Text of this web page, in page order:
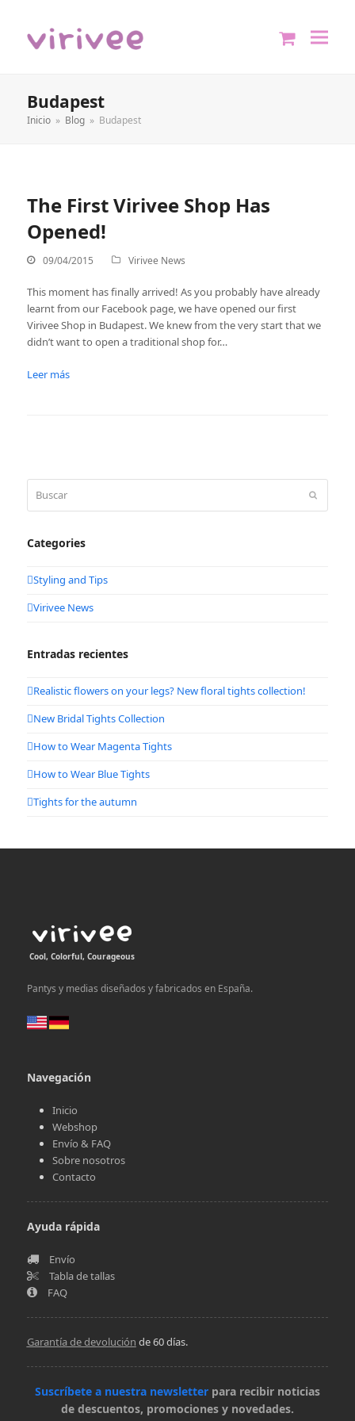
Budapest
Inicio » Blog » Budapest
The First Virivee Shop Has
Opened!
09/04/2015 Virivee News
This moment has finally arrived! As you probably have already
learnt from our Facebook page, we have opened our first
Virivee Shop in Budapest. We knew from the very start that we
didn’t want to open a traditional shop for…
Leer más
Categories
Styling and Tips
Virivee News
Entradas recientes
Realistic flowers on your legs? New floral tights collection!
New Bridal Tights Collection
How to Wear Magenta Tights
How to Wear Blue Tights
Tights for the autumn
Cool, Colorful, Courageous
Pantys y medias diseñados y fabricados en España.
Navegación
Inicio
Webshop
Envío & FAQ
Sobre nosotros
Contacto
Ayuda rápida
Envío
Tabla de tallas
FAQ
Garantía de devolución de 60 días.
Suscríbete a nuestra newsletter para recibir noticias
de descuentos, promociones y novedades.